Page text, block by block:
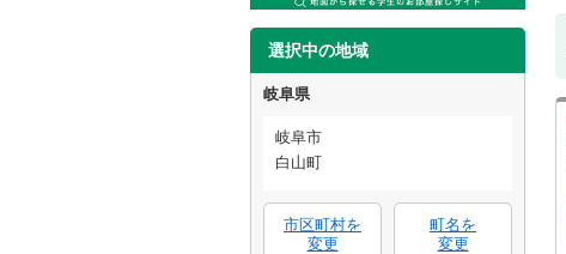
選択中の地域
岐阜県
岐阜市
白山町
市区町村を
変更
町名を
変更